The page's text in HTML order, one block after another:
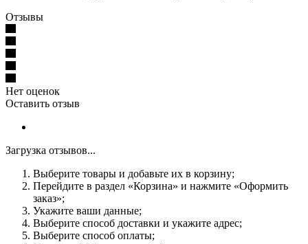
Отзывы
Нет оценок
Оставить отзыв
Загрузка отзывов...
Выберите товары и добавьте их в корзину;
Перейдите в раздел «Корзина» и нажмите «Оформить
заказ»;
Укажите ваши данные;
Выберите способ доставки и укажите адрес;
Выберите способ оплаты;